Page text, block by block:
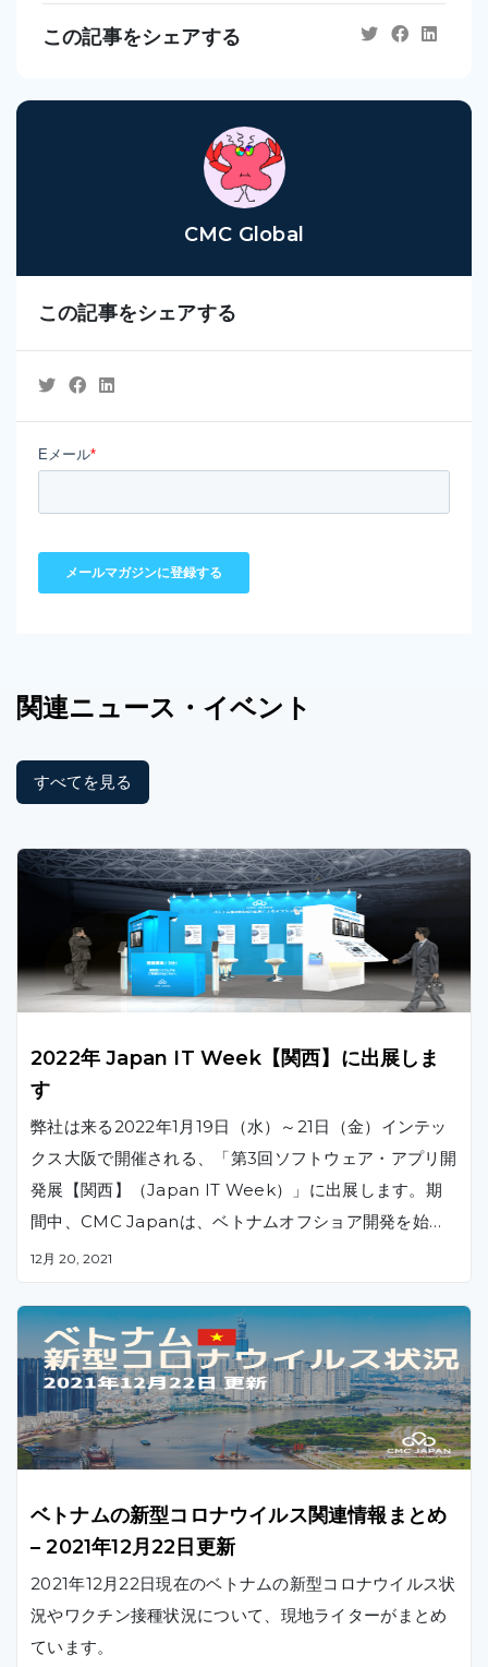
この記事をシェアする
CMC Global
この記事をシェアする
関連ニュース ・イベント
すべてを見る
2022年 Japan IT Week【関西】に出展しま
す
弊社は来る2022年1月19日（水）～21日（金）インテッ
クス大阪で開催される、「第3回ソフトウェア・アプリ開
発展【関西】（Japan IT Week）」に出展します。期
間中、CMC Japanは、ベトナムオフショア開発を始め
とした、クラウドマイグレーションや顔認証システムを
12月 20, 2021
ベトナムの新型コロナウイルス関連情報まとめ
– 2021年12月22日更新
2021年12月22日現在のベトナムの新型コロナウイルス状
況やワクチン接種状況について、現地ライターがまとめ
ています。